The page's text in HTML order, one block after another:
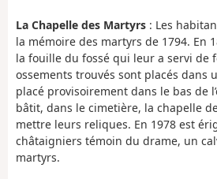
La Chapelle des Martyrs : Les
la mémoire des martyrs de 1794. En
la fouille du fossé qui leur a servi de
ossements trouvés sont placés dans
placé provisoirement dans le bas de
bâtit, dans le cimetière, la chapelle
mettre leurs reliques. En 1978 est
châtaigniers témoin du drame, un
martyrs.